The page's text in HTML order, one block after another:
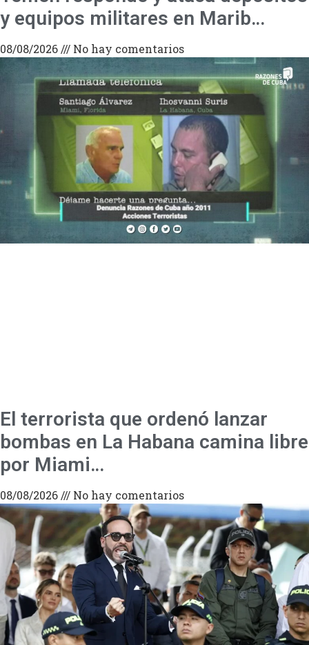
y equipos militares en Marib…
08/08/2026 No hay comentarios
El terrorista que ordenó lanzar
bombas en La Habana camina libre
por Miami…
08/08/2026 No hay comentarios